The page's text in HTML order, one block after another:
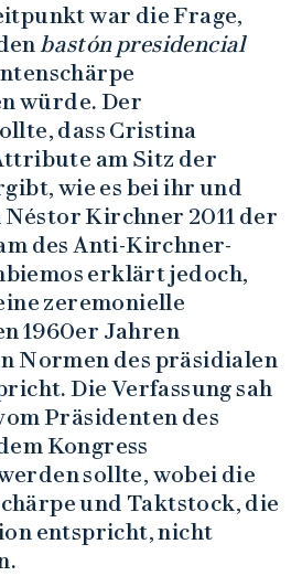
war die Frage,
bastón presidencial
würde. Der
dass Cristina
am Sitz der
wie es bei ihr und
Kirchner 2011 der
des Anti-Kirchner-
erklärt jedoch,
zeremonielle
1960er Jahren
Normen des präsidialen
Die Verfassung sah
Präsidenten des
Kongress
sollte, wobei die
und Taktstock, die
entspricht, nicht